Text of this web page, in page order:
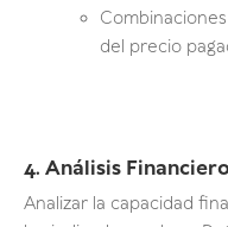
del precio
4. Análisis Financiero
Analizar la capacidad